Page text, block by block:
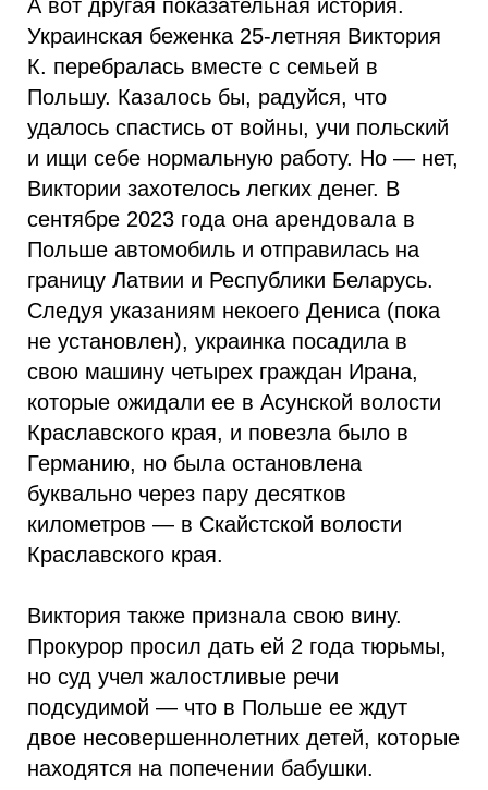
А вот другая показательная история.
Украинская беженка 25-летняя Виктория
К. перебралась вместе с семьей в
Польшу. Казалось бы, радуйся, что
удалось спастись от войны, учи польский
и ищи себе нормальную работу. Но — нет,
Виктории захотелось легких денег. В
сентябре 2023 года она арендовала в
Польше автомобиль и отправилась на
границу Латвии и Республики Беларусь.
Следуя указаниям некоего Дениса (пока
не установлен), украинка посадила в
свою машину четырех граждан Ирана,
которые ожидали ее в Асунской волости
Краславского края, и повезла было в
Германию, но была остановлена
буквально через пару десятков
километров — в Скайстской волости
Краславского края.
Виктория также признала свою вину.
Прокурор просил дать ей 2 года тюрьмы,
но суд учел жалостливые речи
подсудимой — что в Польше ее ждут
двое несовершеннолетних детей, которые
находятся на попечении бабушки.